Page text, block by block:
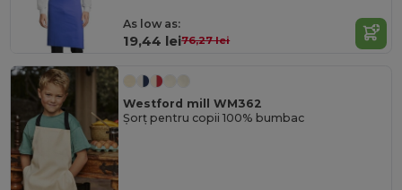
As low as:
19,44 lei76,27 lei
Westford mill WM362
Șorț pentru copii 100% bumbac